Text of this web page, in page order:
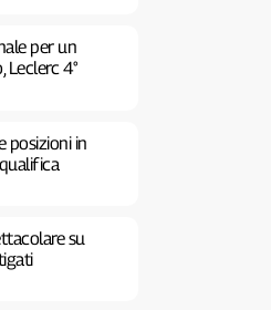
per un
Leclerc 4°
posizioni in
su